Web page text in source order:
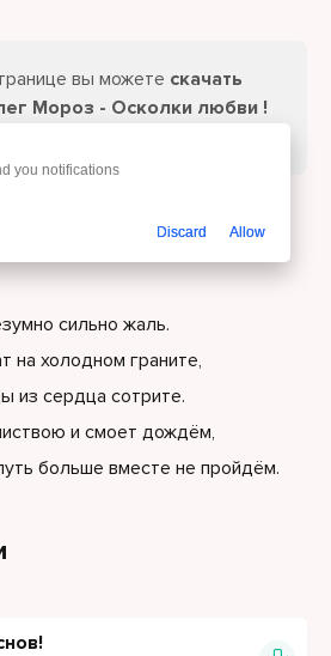
вы можете скачать
Мороз - Осколки любви !
сильно жаль.
на холодном граните,
из сердца сотрите.
и смоет дождём,
больше вместе не пройдём.
you notifications
Discard Allow